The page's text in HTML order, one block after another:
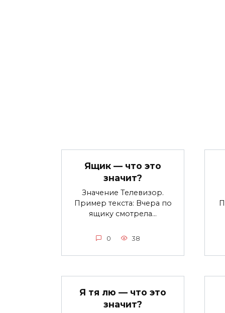
Ящик — что это
значит?
Значение Телевизор.
Пример текста: Вчера по
ящику смотрела…
0 38
Я тя лю — что это
значит?